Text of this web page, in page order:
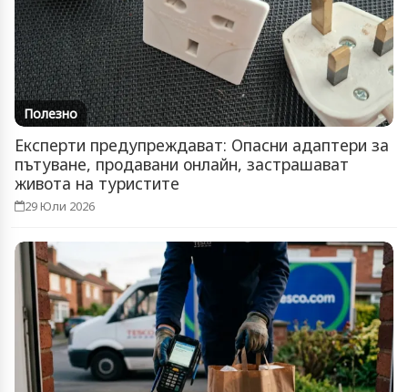
Полезно
Експерти предупреждават: Опасни адаптери за
пътуване, продавани онлайн, застрашават
живота на туристите
29 Юли 2026